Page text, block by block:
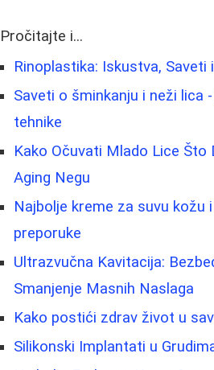
Pročitajte i...
Rinoplastika: Iskustva, Saveti
Saveti o šminkanju i neži lica
tehnike
Kako Očuvati Mlado Lice Što
Aging Negu
Najbolje kreme za suvu kožu
preporuke
Ultrazvučna Kavitacija:
Smanjenje Masnih Naslaga
Kako postići zdrav život u
Silikonski Implantati u